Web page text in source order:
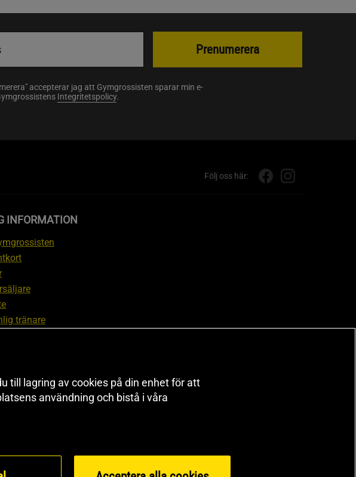
accepterar jag att Gymgrossisten sparar min e-
Integritetspolicy.
Prenumerera
Följ oss här:
INFORMATION
tränare
& Övningar
till lagring av cookies på din enhet för att
användning och bistå i våra